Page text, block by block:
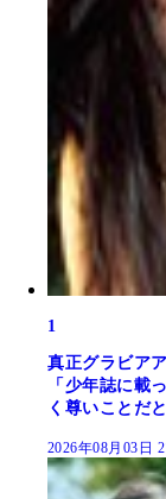
1
真正グラビア
「少年誌に載
く尊いことだ
2026年08月03日